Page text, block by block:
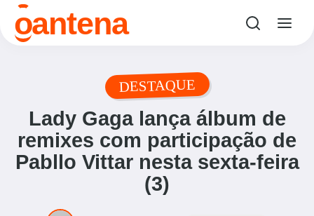
oantena
DESTAQUE
Lady Gaga lança álbum de
remixes com participação de
Pabllo Vittar nesta sexta-feira
(3)